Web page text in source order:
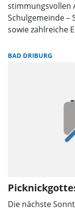
stimmungsvollen
Schulgemeinde –
sowie zahlreiche
zu einer
BAD DRIBURG
Die nächste